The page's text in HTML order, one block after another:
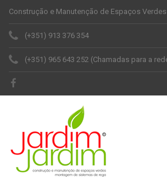
Construção e Manutenção de Espaços Verdes
(+351) 913 376 354
(+351) 965 643 252 (Chamadas para a